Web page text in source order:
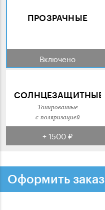
ПРОЗРАЧНЫЕ
Включено
СОЛНЦЕЗАЩИТНЫЕ
Тонированные
с поляризацией
+ 1500 ₽
Оформить заказ